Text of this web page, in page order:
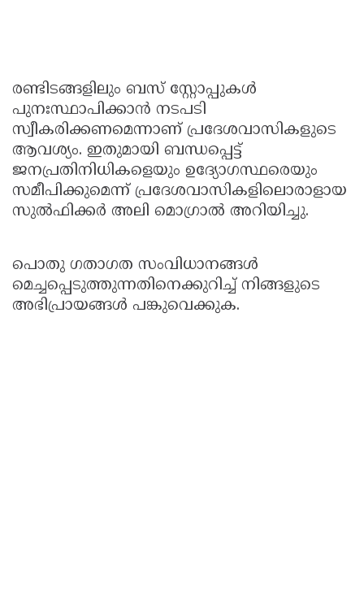
രണ്ടിടങ്ങളിലും ബസ് സ്റ്റോപ്പുകൾ
പുനഃസ്ഥാപിക്കാൻ നടപടി
സ്വീകരിക്കണമെന്നാണ് പ്രദേശവാസികളുടെ
ആവശ്യം. ഇതുമായി ബന്ധപ്പെട്ട്
ജനപ്രതിനിധികളെയും ഉദ്യോഗസ്ഥരെയും
സമീപിക്കുമെന്ന് പ്രദേശവാസികളിലൊരാളായ
സുൽഫിക്കർ അലി മൊഗ്രാൽ അറിയിച്ചു.
പൊതു ഗതാഗത സംവിധാനങ്ങൾ
മെച്ചപ്പെടുത്തുന്നതിനെക്കുറിച്ച് നിങ്ങളുടെ
അഭിപ്രായങ്ങൾ പങ്കുവെക്കുക.